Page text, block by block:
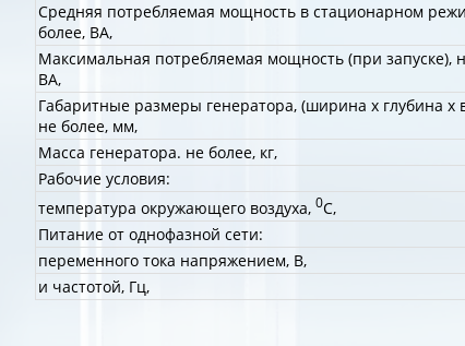
Средняя потребляемая мощность в стационарном
более, ВА,
Максимальная потребляемая мощность (при запуске),
ВА,
Габаритные размеры генератора, (ширина x глубина x
не более, мм,
Масса генератора. не более, кг,
Рабочие условия:
температура окружающего воздуха, 0С,
Питание от однофазной сети:
переменного тока напряжением, В,
и частотой, Гц,